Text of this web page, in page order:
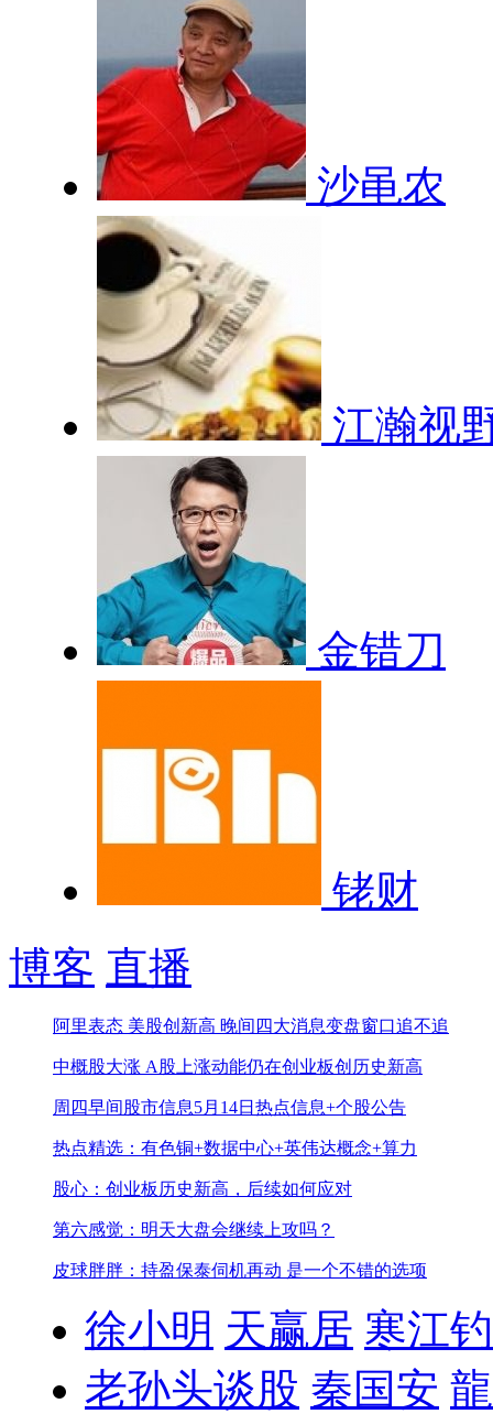
沙黾农
江瀚视
金错刀
铑财
博客 直播
阿里表态 美股创新高 晚间四大消息变盘窗口追不追
中概股大涨 A股上涨动能仍在创业板创历史新高
周四早间股市信息5月14日热点信息+个股公告
热点精选：有色铜+数据中心+英伟达概念+算力
股心：创业板历史新高，后续如何应对
第六感觉：明天大盘会继续上攻吗？
皮球胖胖：持盈保泰伺机再动 是一个不错的选项
徐小明 天赢居 寒江
老孙头谈股 秦国安